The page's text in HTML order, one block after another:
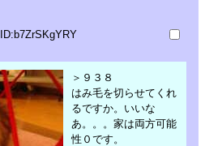
ID:b7ZrSKgYRY
＞９３８
はみ毛を切らせてくれ
るですか。いいな
あ。。。家は両方可能
性０です。